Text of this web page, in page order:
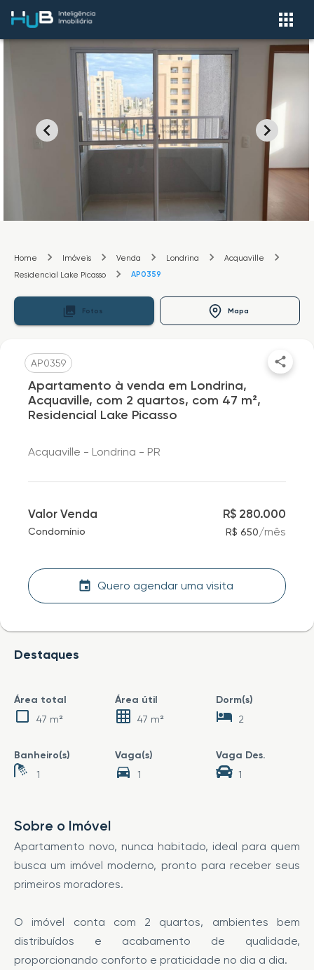
Home Imóveis Venda Londrina
Acquaville
Residencial Lake Picasso
AP0359
Fotos Mapa
AP0359
Apartamento à venda em Londrina,
Acquaville, com 2 quartos, com 47 m²,
Residencial Lake Picasso
Acquaville - Londrina - PR
Valor Venda R$ 280.000
Condomínio R$ 650/mês
Quero agendar uma visita
Destaques
Área total
47 m²
Área útil
47 m²
Dorm(s)
2
Banheiro(s)
1
Vaga(s)
1
Vaga Des.
1
Sobre o Imóvel
Apartamento novo, nunca habitado, ideal para quem
busca um imóvel moderno, pronto para receber seus
primeiros moradores.
O imóvel conta com 2 quartos, ambientes bem
distribuídos e acabamento de qualidade,
proporcionando conforto e praticidade no dia a dia.